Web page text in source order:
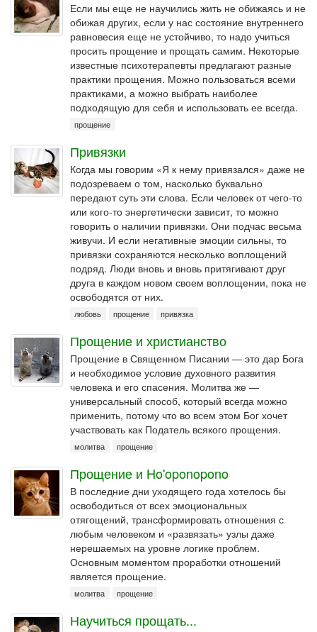
Если мы еще не научились жить не обижаясь и не
обижая других, если у нас состояние внутреннего
равновесия еще не устойчиво, то надо учиться
просить прощение и прощать самим. Некоторые
известные психотерапевты предлагают разные
практики прощения. Можно пользоваться всеми
практиками, а можно выбрать наиболее
подходящую для себя и использовать ее всегда.
прощение
Привязки
Когда мы говорим «Я к нему привязался» даже не
подозреваем о том, насколько буквально
передают суть эти слова. Если человек от чего-то
или кого-то энергетически зависит, то можно
говорить о наличии привязки. Они подчас весьма
живучи. И если негативные эмоции сильны, то
привязки сохраняются несколько воплощений
подряд. Люди вновь и вновь притягивают друг
друга в каждом новом своем воплощении, пока не
освободятся от них.
любовь прощение привязка
Прощение и христианство
Прощение в Священном Писании — это дар Бога
и необходимое условие духовного развития
человека и его спасения. Молитва же —
универсальный способ, который всегда можно
применить, потому что во всем этом Бог хочет
участвовать как Податель всякого прощения.
молитва прощение
Прощение и Ho'oponopono
В последние дни уходящего года хотелось бы
освободиться от всех эмоциональных
отягощений, трансформировать отношения с
любым человеком и «развязать» узлы даже
нерешаемых на уровне логике проблем.
Основным моментом проработки отношений
является прощение.
молитва прощение
Научиться прощать...